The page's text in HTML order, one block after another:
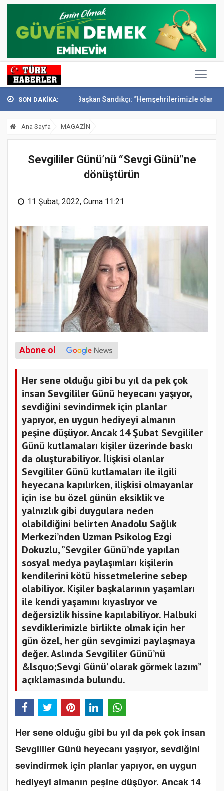
SON DAKİKA:
anıldı Başkan Sandıkçı: ”Hemşehrilerimizle olan güçl...
Ana Sayfa MAGAZİN
Sevgililer Günü’nü “Sevgi Günü”ne
dönüştürün
11 Şubat, 2022, Cuma 11:21
Abone ol
Her sene olduğu gibi bu yıl da pek çok
insan Sevgililer Günü heyecanı yaşıyor,
sevdiğini sevindirmek için planlar
yapıyor, en uygun hediyeyi almanın
peşine düşüyor. Ancak 14 Şubat Sevgililer
Günü kutlamaları kişiler üzerinde baskı
da oluşturabiliyor. İlişkisi olanlar
Sevgililer Günü kutlamaları ile ilgili
heyecana kapılırken, ilişkisi olmayanlar
için ise bu özel günün eksiklik ve
yalnızlık gibi duygulara neden
olabildiğini belirten Anadolu Sağlık
Merkezi’nden Uzman Psikolog Ezgi
Dokuzlu, ”Sevgiler Günü’nde yapılan
sosyal medya paylaşımları kişilerin
kendilerini kötü hissetmelerine sebep
olabiliyor. Kişiler başkalarının yaşamları
ile kendi yaşamını kıyaslıyor ve
değersizlik hissine kapılabiliyor. Halbuki
sevdiklerimizle birlikte olmak için her
gün özel, her gün sevgimizi paylaşmaya
değer. Aslında Sevgililer Günü’nü
&lsquo;Sevgi Günü’ olarak görmek lazım”
açıklamasında bulundu.
Her sene olduğu gibi bu yıl da pek çok insan
Sevgililer Günü heyecanı yaşıyor, sevdiğini
sevindirmek için planlar yapıyor, en uygun
hediyeyi almanın peşine düşüyor. Ancak 14